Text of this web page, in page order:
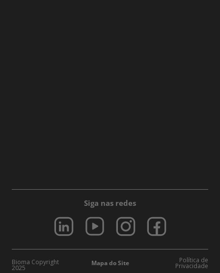
Siga nas redes
Bioma Copyright
2025
Mapa do Site Política de
Privacidade